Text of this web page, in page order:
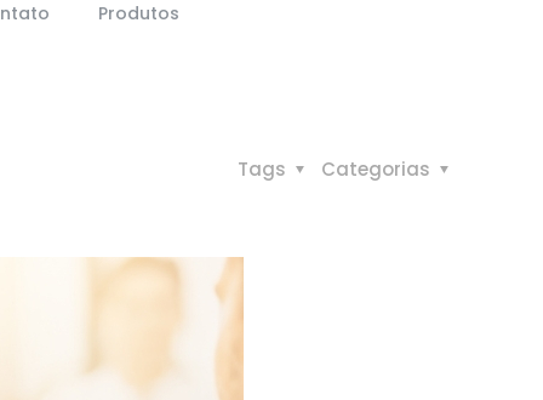
Produtos
Categorias
Tags